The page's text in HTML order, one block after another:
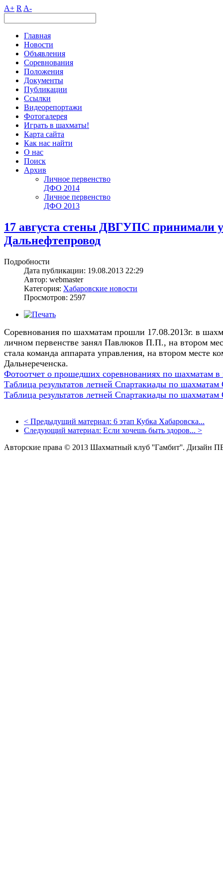
A+ R A-
Главная
Новости
Объявления
Соревнования
Положения
Документы
Публикации
Ссылки
Видеорепортажи
Фотогалерея
Играть в шахматы!
Карта сайта
Как нас найти
О нас
Поиск
Архив
Личное первенство
ДФО 2014
Личное первенство
ДФО 2013
17 августа стены ДВГУПС принимали
Дальнефтепровод
Подробности
Дата публикации: 19.08.2013 22:29
Автор: webmaster
Категория: Хабаровские новости
Просмотров: 2597
Соревнования по шахматам прошли 17.08.2013г. в
личном первенстве занял Павлюков П.П., на втором
стала команда аппарата управления, на втором месте
Дальнереченска.
Фотоотчет о прошедших соревнованиях по шахматам
Таблица результатов летней Спартакиады по
Таблица результатов летней Спартакиады по
< Предыдущий материал: 6 этап Кубка Хабаровска...
Следующий материал: Если хочешь быть здоров... >
Авторские права © 2013 Шахматный клуб ''Гамбит''. Дизайн